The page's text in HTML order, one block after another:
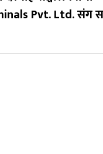
Pvt. Ltd. संग